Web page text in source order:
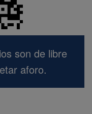
son de libre
aforo.